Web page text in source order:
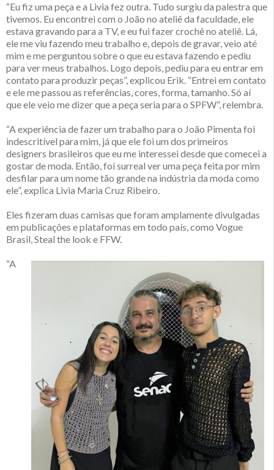
“Eu fiz uma peça e a Livia fez outra. Tudo surgiu da palestra que
tivemos. Eu encontrei com o João no ateliê da faculdade, ele
estava gravando para a TV, e eu fui fazer crochê no ateliê. Lá,
ele me viu fazendo meu trabalho e, depois de gravar, veio até
mim e me perguntou sobre o que eu estava fazendo e pediu
para ver meus trabalhos. Logo depois, pediu para eu entrar em
contato para produzir peças”, explicou Erik. “Entrei em contato
e ele me passou as referências, cores, forma, tamanho. Só aí
que ele veio me dizer que a peça seria para o SPFW”, relembra.
“A experiência de fazer um trabalho para o João Pimenta foi
indescritível para mim, já que ele foi um dos primeiros
designers brasileiros que eu me interessei desde que comecei a
gostar de moda. Então, foi surreal ver uma peça feita por mim
desfilar para um nome tão grande na indústria da moda como
ele”, explica Livia Maria Cruz Ribeiro.
Eles fizeram duas camisas que foram amplamente divulgadas
em publicações e plataformas em todo país, como Vogue
Brasil, Steal the look e FFW.
“A